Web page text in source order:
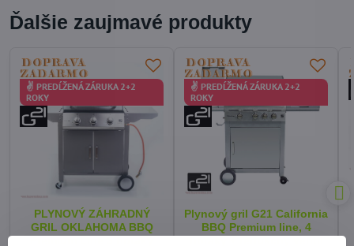
Ďalšie zaujmavé produkty
✌ PREDĹŽENÁ ZÁRUKA 2+2
ROKY
PLYNOVÝ ZÁHRADNÝ
GRIL OKLAHOMA BBQ
✌ PREDĹŽENÁ ZÁRUKA 2+2
ROKY
Plynový gril G21 California
BBQ Premium line, 4